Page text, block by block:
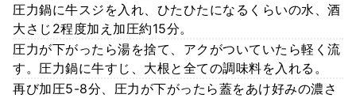
圧力鍋に牛スジを入れ、ひたひたになるくらいの水、酒
大さじ2程度加え加圧約15分。
圧力が下がったら湯を捨て、アクがついていたら軽く流
す。圧力鍋に牛すじ、大根と全ての調味料を入れる。
再び加圧5-8分、圧力が下がったら蓋をあけ好みの濃さ